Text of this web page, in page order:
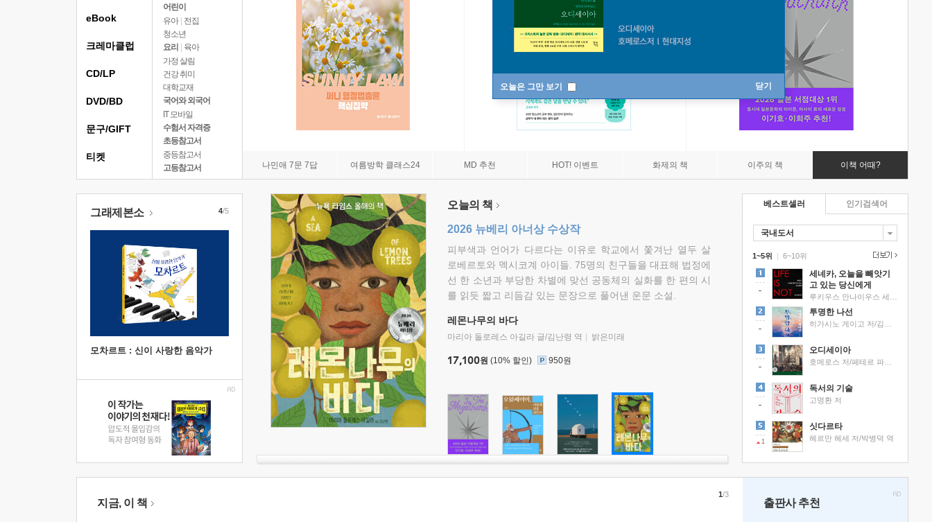
오늘은 그만 보기 닫기
어린이
유아 | 전집
청소년
요리
육아
가정 살림
건강 취미
대학교재
국어와 외국어
IT 모바일
수험서 자격증
초등참고서
중등참고서
고등참고서
나민애 7문 7답 여름방학 클래스24 MD 추천 HOT! 이벤트 화제의 책 이주의 책 이책 어때?
eBook
크레마클럽
CD/LP
DVD/BD
문구/GIFT
티켓
그래제본소
모차르트 : 신이 사랑한 음악가
4/5 오늘의 책
2026 뉴베리 아너상 수상작
피부색과 언어가 다르다는 이유로 학교에서 쫓겨난 열두 살
로베르토와 멕시코계 아이들. 75명의 친구들을 대표해 법정에
선 한 소년과 부당한 차별에 맞선 공동체의 실화를 한 편의 시
를 읽듯 짧고 리듬감 있는 문장으로 풀어낸 운문 소설.
레몬나무의 바다
마리아 돌로레스 아길라 글/김난령 역 밝은미래
17,100원 (10% 할인) 950원
베스트셀러
국내도서
1~5위 |
세네카, 오늘을 빼앗기
고 있는 당신에게
투명한 나선
오디세이아
독서의 기술
고명환 저
1
싯다르타
헤르만 헤세 저/박병덕 역
6~10위
인기검색어
지금, 이 책
1/3
출판사 추천